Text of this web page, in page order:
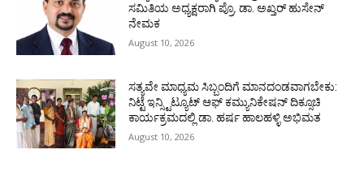
ಸಮಿತಿಯ ಅಧ್ಯಕ್ಷರಾಗಿ ಪ್ರೊ. ಡಾ. ಅಖ್ತರ್ ಹುಸೇನ್
ನೇಮಕ
August 10, 2026
ಸತ್ಯವೇ ಮಾಧ್ಯಮ ಸಿಬ್ಬಂದಿಗೆ ಮಾನದಂಡವಾಗಬೇಕು:
ನಿಟ್ಟೆ ಇನ್ಸ್ಟಿಟ್ಯೂಟ್ ಆಫ್ ಕಮ್ಯುನಿಕೇಷನ್ ದಿಕ್ಸೂಚಿ
ಕಾರ್ಯಕ್ರಮದಲ್ಲಿ ಡಾ. ಹರ್ಷ ಹಾಲಹಳ್ಳಿ ಅಭಿಮತ
August 10, 2026